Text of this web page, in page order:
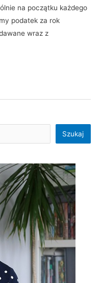
na początku każdego
podatek za rok
wraz z
Szukaj